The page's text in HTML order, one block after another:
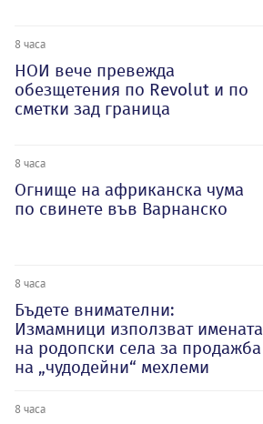
8 часа
НОИ вече превежда
обезщетения по Revolut и по
сметки зад граница
8 часа
Огнище на африканска чума
по свинете във Варнанско
8 часа
Бъдете внимателни:
Измамници използват имената
на родопски села за продажба
на „чудодейни“ мехлеми
8 часа